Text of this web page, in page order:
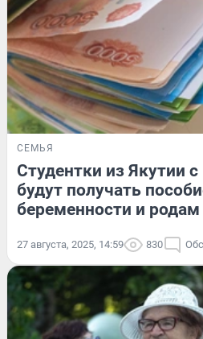
СЕМЬЯ
Студентки из Якутии с
будут получать
беременности и родам
27 августа, 2025, 14:59 830